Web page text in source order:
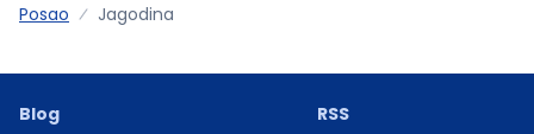
Posao Jagodina
Blog
RSS